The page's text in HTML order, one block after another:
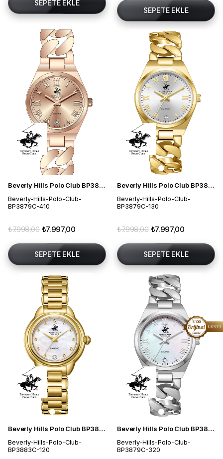
SEPETE EKLE
SEPETE EKLE
Beverly Hills Polo Club BP3879C.410 Kadın Kol Saati
Beverly-Hills-Polo-Club-
BP3879C-410
₺7.997,00
₺7.998,00
SEPETE EKLE
Beverly Hills Polo Club BP3879C.130 Kadın Kol Saati
Beverly-Hills-Polo-Club-
BP3879C-130
₺7.997,00
₺7.998,00
SEPETE EKLE
Beverly Hills Polo Club BP3883C.120 Kadın Kol Saati
Beverly-Hills-Polo-Club-
BP3883C-120
Beverly Hills Polo Club BP3879C.320 Kadın Kol Saati
Beverly-Hills-Polo-Club-
BP3879C-320